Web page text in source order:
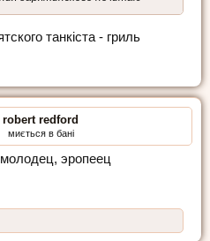
танкіста - гриль
robert redford
миється в бані
эропеец